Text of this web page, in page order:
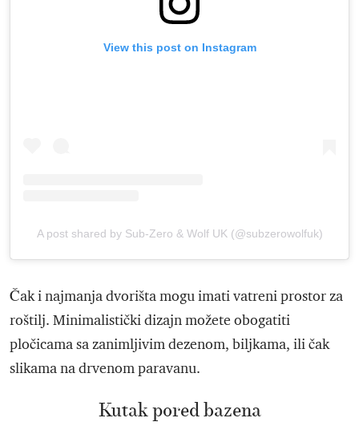
View this post on Instagram
A post shared by Sub-Zero & Wolf UK (@subzerowolfuk)
Čak i najmanja dvorišta mogu imati vatreni prostor za
roštilj. Minimalistički dizajn možete obogatiti
pločicama sa zanimljivim dezenom, biljkama, ili čak
slikama na drvenom paravanu.
Kutak pored bazena